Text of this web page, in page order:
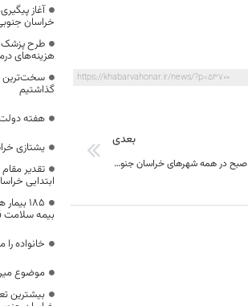
https://khabarvahonar.ir/news/?p=53700
بعدی
منع تردد شبانه از ساعت ۲۱ تا ۳ صبح در همه شهرهای خراسان جنوبی اعمال شود
آغاز
خراسان
طرح پزشک
هزینه‌های
سخت‌ترین
گذاشتیم
هفته
یشتازی
تقدیر
ابتدایی خراسان جنوبی/ ۴۶۰۰
۱۸۵
بیمه سلامت
خانواده
موضوع
بیشترین